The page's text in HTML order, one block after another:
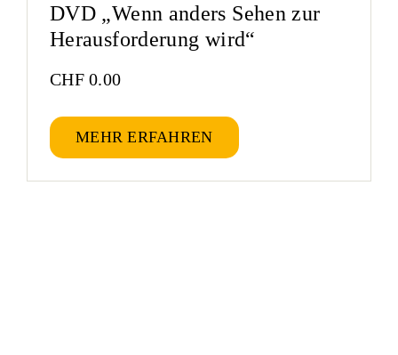
DVD „Wenn anders Sehen zur
Herausforderung wird“
CHF0.00
MEHR ERFAHREN